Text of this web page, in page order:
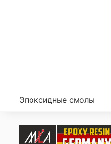
Эпоксидные смолы